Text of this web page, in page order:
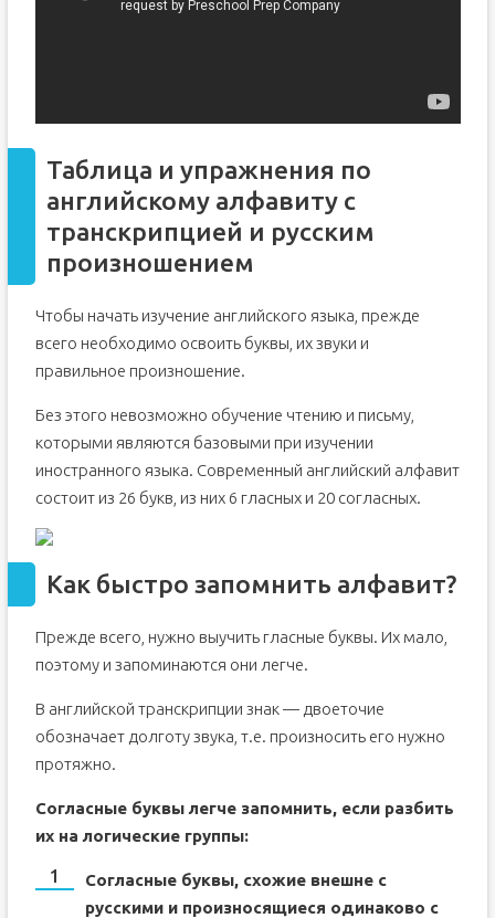
Таблица и упражнения по
английскому алфавиту с
транскрипцией и русским
произношением
Чтобы начать изучение английского языка, прежде
всего необходимо освоить буквы, их звуки и
правильное произношение.
Без этого невозможно обучение чтению и письму,
которыми являются базовыми при изучении
иностранного языка. Современный английский алфавит
состоит из 26 букв, из них 6 гласных и 20 согласных.
Как быстро запомнить алфавит?
Прежде всего, нужно выучить гласные буквы. Их мало,
поэтому и запоминаются они легче.
В английской транскрипции знак — двоеточие
обозначает долготу звука, т.е. произносить его нужно
протяжно.
Согласные буквы легче запомнить, если разбить
их на логические группы:
Согласные буквы, схожие внешне с
русскими и произносящиеся одинаково с